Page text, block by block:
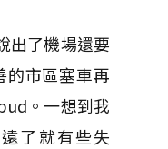
出了機場還要
的市區塞車再
。一想到我
了就有些失